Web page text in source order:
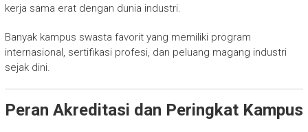
kerja sama erat dengan dunia industri.
Banyak kampus swasta favorit yang memiliki program
internasional, sertifikasi profesi, dan peluang magang industri
sejak dini.
Peran Akreditasi dan Peringkat Kampus